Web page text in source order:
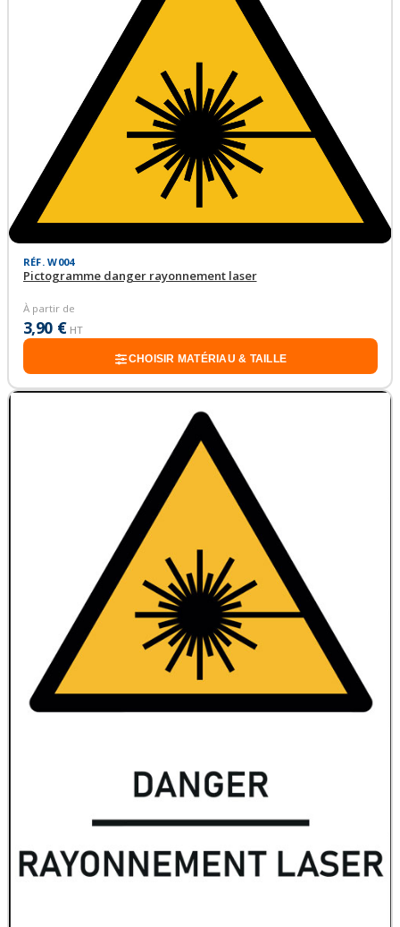
RÉF. W004
Pictogramme danger rayonnement laser
À partir de
3,90 € HT
CHOISIR MATÉRIAU & TAILLE